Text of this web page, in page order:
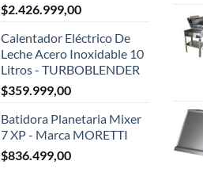
$2.426.999,00
Calentador Eléctrico De
Leche Acero Inoxidable 10
Litros - TURBOBLENDER
$359.999,00
Batidora Planetaria Mixer
7 XP - Marca MORETTI
$836.499,00